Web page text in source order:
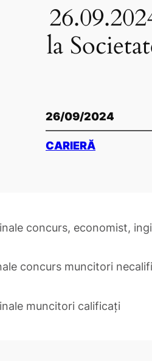
la
26/09/2024
CARIERĂ
concurs, economist,
concurs muncitori
muncitori calificați